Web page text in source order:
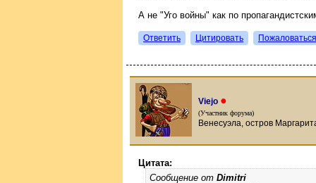
А не "Уго войны" как по
Ответить Цитировать Пожаловаться
Viejo ●
(Участник форума)
Венесуэла, остров
Цитата:
Сообщение от Dimitri